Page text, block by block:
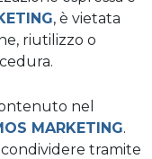
, è vietata
riutilizzo o
nel
MARKETING.
tramite